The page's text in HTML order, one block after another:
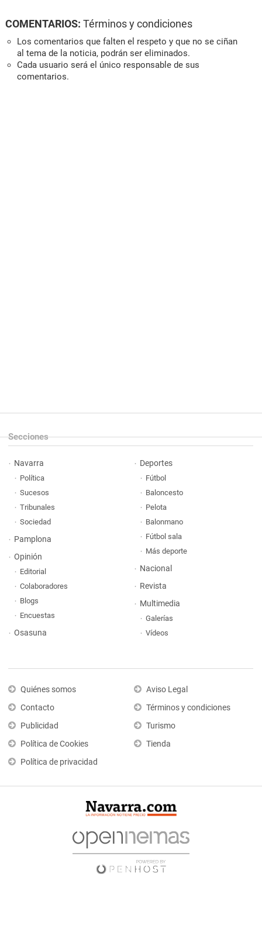
COMENTARIOS: Términos y condiciones
Los comentarios que falten el respeto y que no se ciñan
al tema de la noticia, podrán ser eliminados.
Cada usuario será el único responsable de sus
comentarios.
Secciones
Navarra
Política
Sucesos
Tribunales
Sociedad
Pamplona
Opinión
Editorial
Colaboradores
Blogs
Encuestas
Osasuna
Deportes
Fútbol
Baloncesto
Pelota
Balonmano
Fútbol sala
Más deporte
Nacional
Revista
Multimedia
Galerías
Vídeos
Quiénes somos
Contacto
Publicidad
Política de Cookies
Política de privacidad
Aviso Legal
Términos y condiciones
Turismo
Tienda